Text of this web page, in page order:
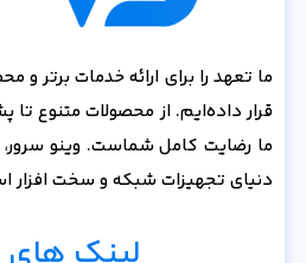
ما تعهد را برای ارائه خدمات برتر و
قرار داده‌ایم. از محصولات متنوع
ما رضایت کامل شماست. وینو سرور،
دنیای تجهیزات شبکه و سخت افزار